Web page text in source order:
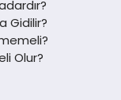
Gidilir?
Olur?